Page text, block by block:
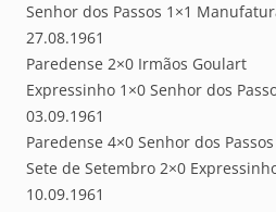
Senhor dos Passos 1×1
27.08.1961
Paredense 2×0 Irmãos Goulart
Expressinho 1×0 Senhor dos
03.09.1961
Paredense 4×0 Senhor dos Passos
Sete de Setembro 2×0
10.09.1961